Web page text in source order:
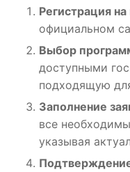
Регистрация
официальном
Выбор
доступными
подходящую
Заполнение
все
указывая